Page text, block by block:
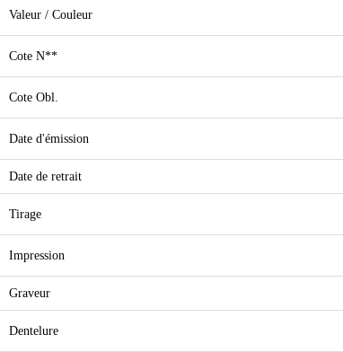
Valeur / Couleur
Cote N**
Cote Obl.
Date d'émission
Date de retrait
Tirage
Impression
Graveur
Dentelure